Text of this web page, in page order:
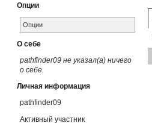
Опции
Опции
О себе
pathfinder09 не указал(а) ничего
о себе.
Личная информация
pathfinder09
Активный участник